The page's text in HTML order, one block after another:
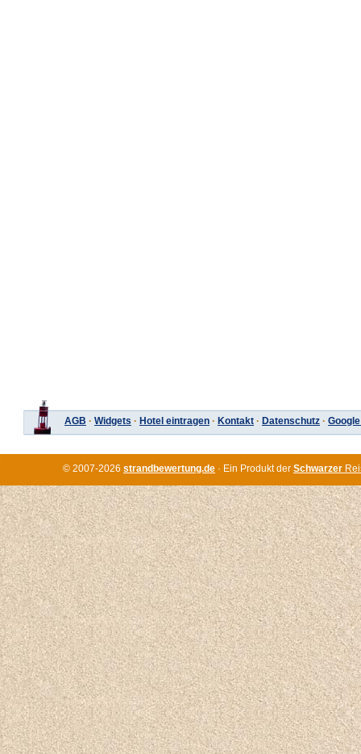
AGB · Widgets · Hotel eintragen · Kontakt · Datenschutz ·
© 2007-2026 strandbewertung.de · Ein Produkt der Schwarzer